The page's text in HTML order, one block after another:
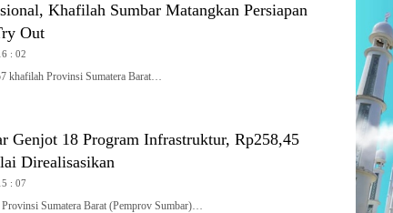
Khafilah Sumbar Matangkan Persiapan
Out
: 02
khafilah Provinsi Sumatera Barat…
Genjot 18 Program Infrastruktur, Rp258,45
Direalisasikan
: 07
Sumatera Barat (Pemprov Sumbar)…